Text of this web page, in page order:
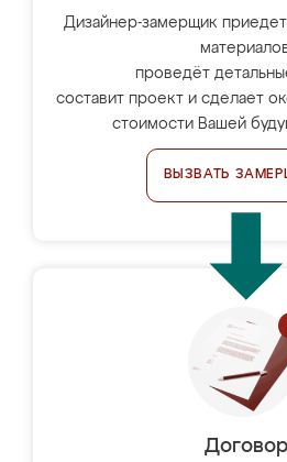
Дизайнер-замерщик
проведёт
составит проект и сделает
стоимости Вашей
ВЫЗВАТЬ
Договор